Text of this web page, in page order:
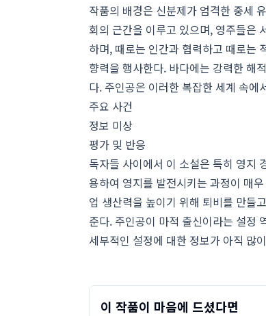
작품의 배경은 신분제가 엄격한 중세
회의 근간을 이루고 있으며, 영주들은
하며, 때로는 인간과 협력하고 때로는
향력을 행사한다. 바다에는 강력한 해
다. 주인공은 이러한 복잡한 세계 속
주요 사건
정보 미상
평가 및 반응
독자들 사이에서 이 소설은 특히 영지
용하여 영지를 발전시키는 과정이 매
업 생산력을 높이기 위해 퇴비를 만들
준다. 주인공이 마적 출신이라는 설정
세부적인 설정에 대한 정보가 아직 많
이 작품이 마음에 드셨다면